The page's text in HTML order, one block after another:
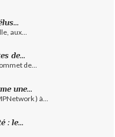
aux...
de...
de...
une...
) à...
: le...